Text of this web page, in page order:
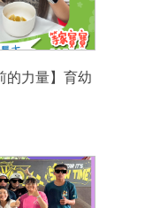
的力量】育幼